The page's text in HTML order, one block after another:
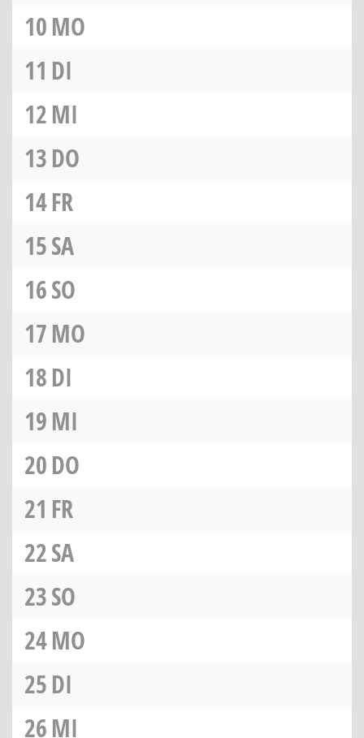
10MO
11 DI
12MI
13DO
14FR
15SA
16SO
17MO
18DI
19MI
20DO
21 FR
22SA
23SO
24MO
25DI
26MI